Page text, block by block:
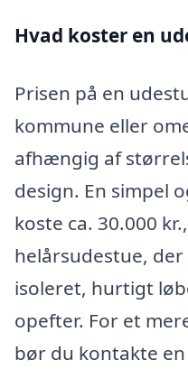
Hvad koster en
Prisen på en
kommune eller
afhængig af
design. En simpel
koste ca. 30.000
helårsudestue,
isoleret, hurtigt
opefter. For et
bør du kontakte